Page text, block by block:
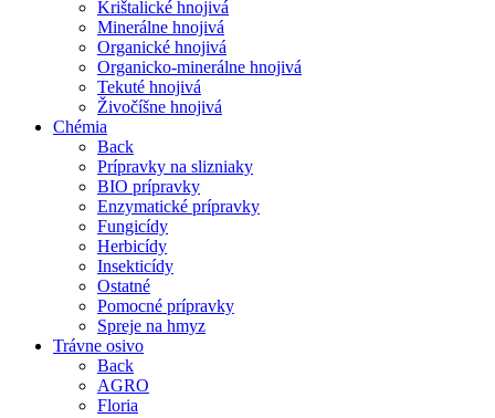
Krištalické hnojivá
Minerálne hnojivá
Organické hnojivá
Organicko-minerálne hnojivá
Tekuté hnojivá
Živočíšne hnojivá
Chémia
Back
Prípravky na slizniaky
BIO prípravky
Enzymatické prípravky
Fungicídy
Herbicídy
Insekticídy
Ostatné
Pomocné prípravky
Spreje na hmyz
Trávne osivo
Back
AGRO
Floria